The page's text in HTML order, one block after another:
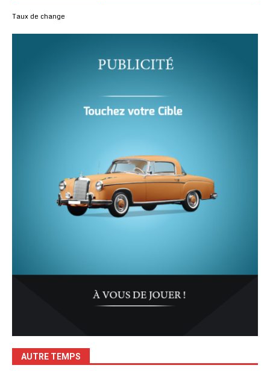
Taux de change
AUTRE TEMPS